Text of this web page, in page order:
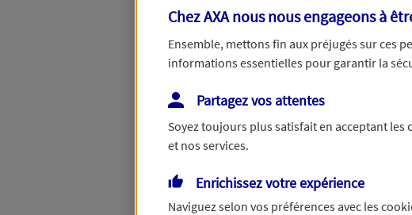
Chez AXA nous nous engageons à
Ensemble, mettons fin aux préjugés sur ces
informations essentielles pour garantir la
Partagez vos attentes
Soyez toujours plus satisfait en acceptant les
et nos services.
Enrichissez votre expérience
Naviguez selon vos préférences avec les